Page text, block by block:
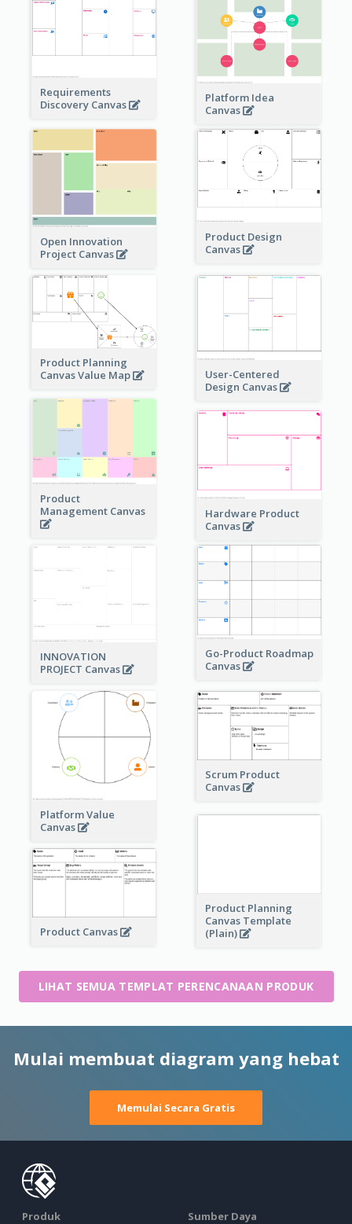
Requirements
Discovery Canvas
Platform Idea
Canvas
Open Innovation
Project Canvas
Product Design
Canvas
Product Planning
Canvas Value Map
User-Centered
Design Canvas
Product
Management Canvas
Hardware Product
Canvas
INNOVATION
PROJECT Canvas
Go-Product Roadmap
Canvas
Platform Value
Canvas
Scrum Product
Canvas
Product Planning
Canvas Template
(Plain)
Product Canvas
LIHAT SEMUA TEMPLAT PERENCANAAN PRODUK
Mulai membuat diagram yang hebat
Memulai Secara Gratis
Produk Sumber Daya